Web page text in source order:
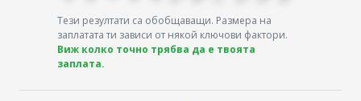
Тези резултати са обобщаващи. Размера на
заплатата ти зависи от някой ключови фактори.
Виж колко точно трябва да е твоята
заплата.